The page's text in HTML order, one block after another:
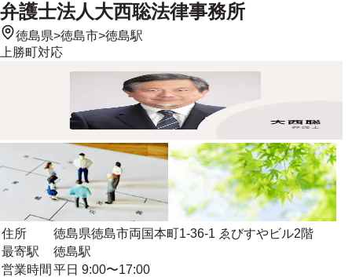
弁護士法人大西聡法律事務所
徳島県>徳島市>徳島駅
上勝町対応
住所
徳島県徳島市両国本町1-36-1 ゑびすやビル2階
最寄駅
徳島駅
営業時間 平日 9:00〜17:00